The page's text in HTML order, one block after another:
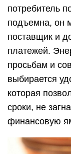
потребитель
подъемна, он
поставщик и
платежей.
просьбам и
выбирается
которая
сроки, не
финансовую